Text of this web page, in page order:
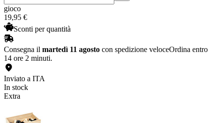
gioco
19,95 €
Sconti per quantità
Consegna il martedì 11 agosto con spedizione veloceOrdina entro
14 ore 2 minuti.
Inviato a ITA
In stock
Extra